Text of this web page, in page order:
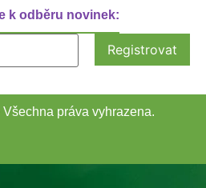
k odběru novinek:
práva vyhrazena.